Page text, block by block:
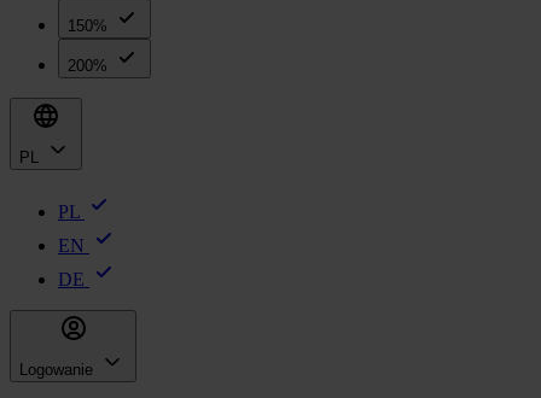
150%
200%
PL
PL
EN
DE
Logowanie